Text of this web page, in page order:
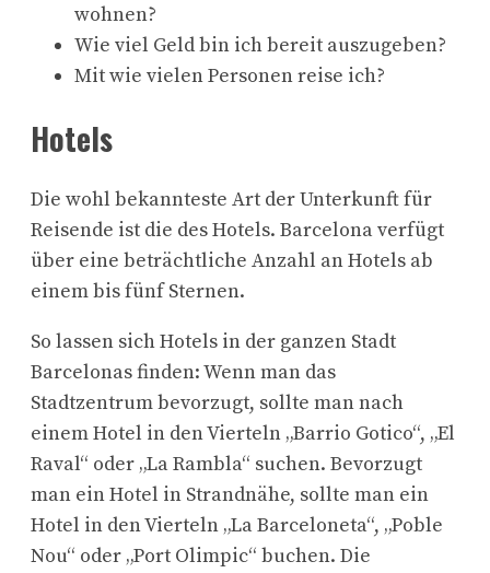
wohnen?
Wie viel Geld bin ich bereit auszugeben?
Mit wie vielen Personen reise ich?
Hotels
Die wohl bekannteste Art der Unterkunft für
Reisende ist die des Hotels. Barcelona verfügt
über eine beträchtliche Anzahl an Hotels ab
einem bis fünf Sternen.
So lassen sich Hotels in der ganzen Stadt
Barcelonas finden: Wenn man das
Stadtzentrum bevorzugt, sollte man nach
einem Hotel in den Vierteln „Barrio Gotico“, „El
Raval“ oder „La Rambla“ suchen. Bevorzugt
man ein Hotel in Strandnähe, sollte man ein
Hotel in den Vierteln „La Barceloneta“, „Poble
Nou“ oder „Port Olimpic“ buchen. Die